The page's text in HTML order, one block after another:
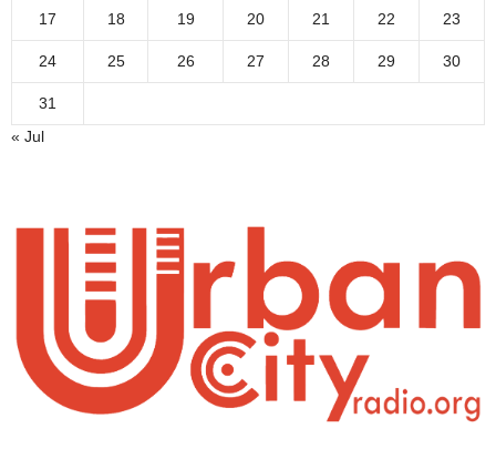
17 18 19 20 21 22 23
24 25 26 27 28 29 30
31
« Jul